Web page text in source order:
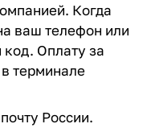
Когда
ваш телефон или
Оплату за
терминале
России.